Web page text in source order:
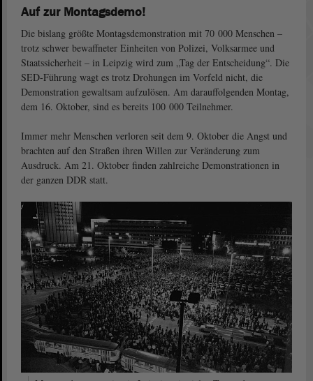
Auf zur Montagsdemo!
Die bislang größte Montagsdemonstration mit 70 000 Menschen –
trotz schwer bewaffneter Einheiten von Polizei, Volksarmee und
Staatssicherheit – in Leipzig wird zum „Tag der Entscheidung“. Die
SED-Führung wagt es trotz Drohungen im Vorfeld nicht, die
Demonstration gewaltsam aufzulösen. Am darauffolgenden Montag,
dem 16. Oktober, sind es bereits 100 000 Teilnehmer.
Immer mehr Menschen verloren seit dem 9. Oktober die Angst und
brachten auf den Straßen ihren Willen zur Veränderung zum
Ausdruck. Am 21. Oktober finden zahlreiche Demonstrationen in
der ganzen DDR statt.